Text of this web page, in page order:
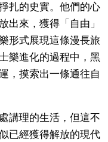
扎的史實。他們的心
出來，獲得「自由」
形式展現這條漫長旅
樂進化的過程中，黑
，摸索出一條通往自
講理的生活，但這不
已經獲得解放的現代